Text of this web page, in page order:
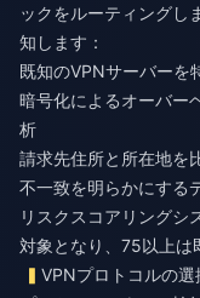
ックをルーティングし
知します：
既知のVPNサーバーを
暗号化によるオーバー
析
請求先住所と所在地を
不一致を明らかにする
リスクスコアリング
対象となり、75以上は
VPNプロトコルの選